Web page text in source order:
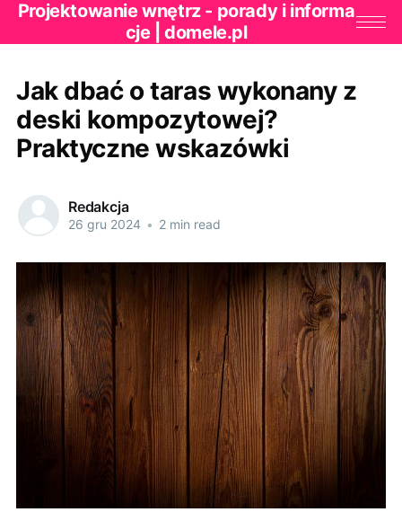
Projektowanie wnętrz - porady i informa
cje | domele.pl
Jak dbać o taras wykonany z
deski kompozytowej?
Praktyczne wskazówki
Redakcja
26 gru 2024 • 2 min read